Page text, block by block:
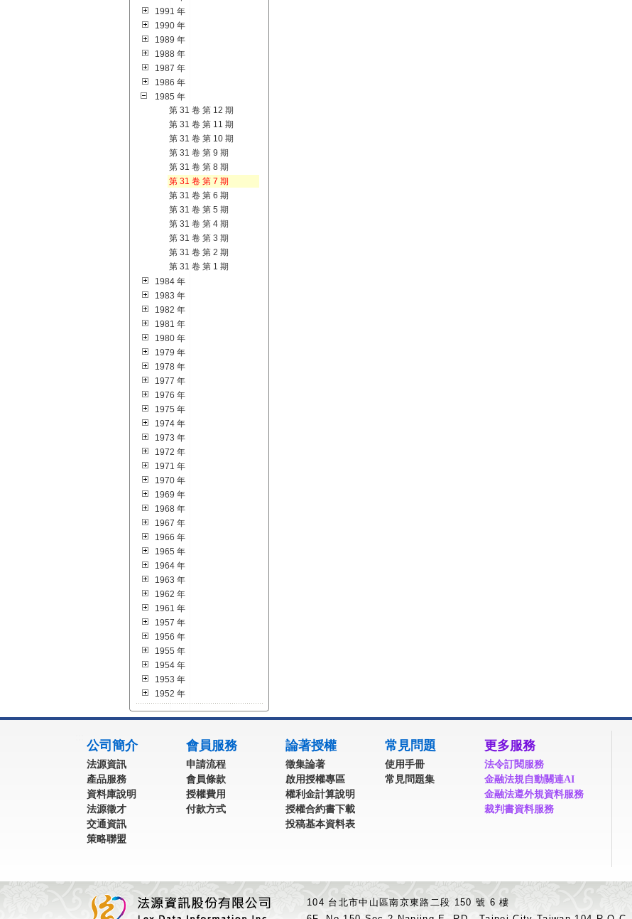
1991 年
1990 年
1989 年
1988 年
1987 年
1986 年
1985 年
第 31 卷 第 12 期
第 31 卷 第 11 期
第 31 卷 第 10 期
第 31 卷 第 9 期
第 31 卷 第 8 期
第 31 卷 第 7 期
第 31 卷 第 6 期
第 31 卷 第 5 期
第 31 卷 第 4 期
第 31 卷 第 3 期
第 31 卷 第 2 期
第 31 卷 第 1 期
1984 年
1983 年
1982 年
1981 年
1980 年
1979 年
1978 年
1977 年
1976 年
1975 年
1974 年
1973 年
1972 年
1971 年
1970 年
1969 年
1968 年
1967 年
1966 年
1965 年
1964 年
1963 年
1962 年
1961 年
1957 年
1956 年
1955 年
1954 年
1953 年
1952 年
公司簡介
法源資訊
產品服務
資料庫說明
法源徵才
交通資訊
策略聯盟
會員服務
申請流程
會員條款
授權費用
付款方式
論著授權
徵集論著
啟用授權專區
權利金計算說明
授權合約書下載
投稿基本資料表
常見問題
使用手冊
常見問題集
更多服務
法令訂閱服務
金融法規自動關連AI
金融法遵外規資料服務
裁判書資料服務
104 台北市中山區南京東路二段 150 號 6 樓